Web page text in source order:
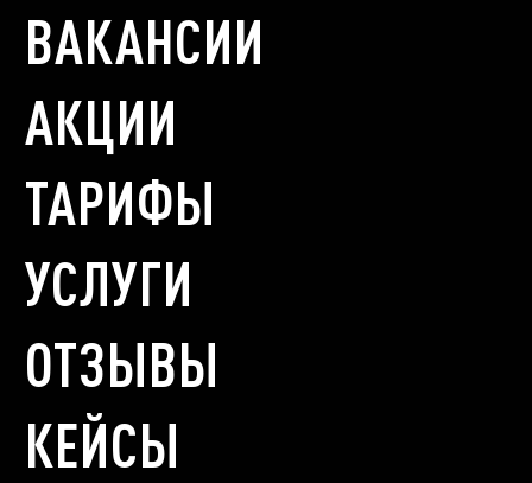
ВАКАНСИИ
АКЦИИ
ТАРИФЫ
УСЛУГИ
ОТЗЫВЫ
КЕЙСЫ